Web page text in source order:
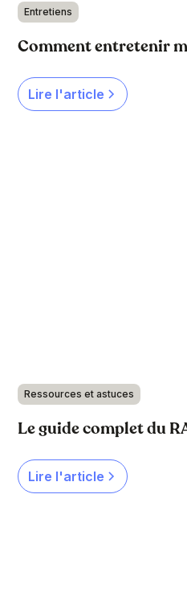
Entretiens
Comment entretenir
Lire l'article
Ressources et astuces
Le guide complet du
Lire l'article